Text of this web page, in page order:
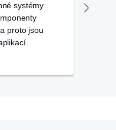
systémy
proto jsou